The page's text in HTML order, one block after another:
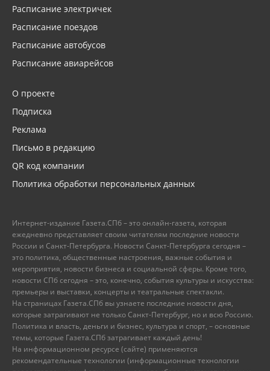
Расписание электричек
Расписание поездов
Расписание автобусов
Расписание авиарейсов
О проекте
Подписка
Реклама
Письмо в редакцию
QR код компании
Политика обработки персональных данных
Интернет-издание Газета.СПб – это онлайн-газета, которая
ежедневно представляет своим читателям последние новости
России и Санкт-Петербурга. Новости Санкт-Петербурга сегодня –
это политика, общественные настроения, важные события и
мероприятия, новости бизнеса и социальной сферы. Кроме того,
новости СПб сегодня – это, конечно, события культуры и искусства:
премьеры и выставки, концерты и театральные спектакли.
На страницах Газета.СПб вы узнаете последние новости дня,
которые затрагивают не только Санкт-Петербург, но и всю Россию.
Политика и власть, деньги и бизнес, культура и спорт, – основные
темы, которые Газета.СПб затрагивает каждый день!
На информационном ресурсе (сайте) применяются
рекомендательные технологии (информационные технологии